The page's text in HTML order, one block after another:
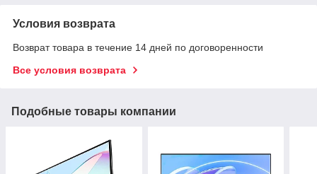
Условия возврата
Возврат товара в течение 14 дней по договоренности
Все условия возврата
Подобные товары компании